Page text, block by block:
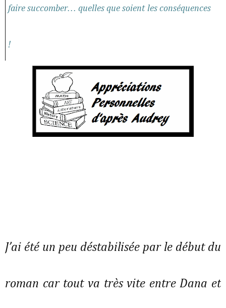
faire succomber… quelles que soient les conséquences
!
J’ai été un peu déstabilisée par le début du
roman car tout va très vite entre Dana et